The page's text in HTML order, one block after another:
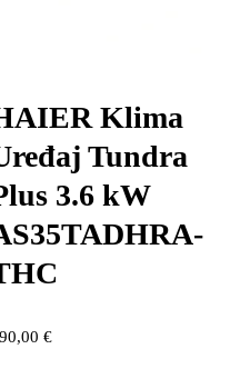
Klima
Tundra
3.6 kW
€